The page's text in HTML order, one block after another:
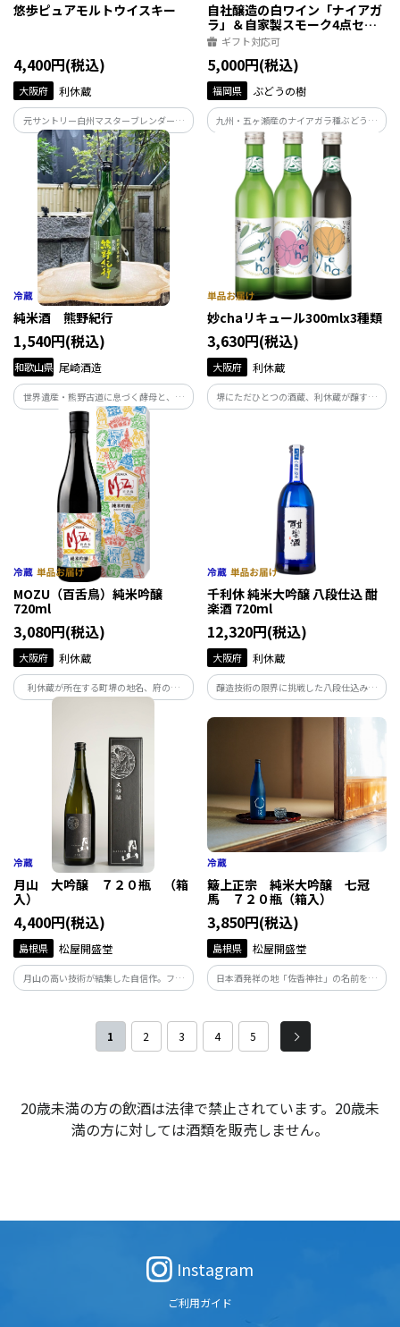
悠歩ピュアモルトウイスキー
4,400円(税込)
大阪府 利休蔵
元サントリー白州マスターブレンダー冨
岡伸一氏が完全監修！OSAKAウイスキー
のスタンダードモデル
自社醸造の白ワイン「ナイアガ
ラ」＆自家製スモーク4点セッ
ト ギフト対応可
5,000円(税込)
福岡県 ぶどうの樹
九州・五ヶ瀬産のナイアガラ種ぶどうを
100％使用したぶどうの樹オリジナル
の“オール九州産”白ワイン。IFFAドイツ
食肉加工コンテスト金賞受賞の自家製ス
モークとのペアリングもお楽しみ頂ける
嬉しいセット。
純米酒 熊野紀行
1,540円(税込)
和歌山県 尾崎酒造
世界遺産・熊野古道に息づく酵母と、熊
野川の清らかな水。 熊野を、そのまま持
ち帰る酒「熊野紀行」。
妙chaリキュール300mlx3種類
3,630円(税込)
大阪府 利休蔵
堺にただひとつの酒蔵、利休蔵が醸す日
本酒『千利休』と、堺が生んだ茶聖・千
あうべくしてめぐりあい、そしてうまれ
た新感覚のオリジナルリキュールセット
です。
MOZU（百舌鳥）純米吟醸
720ml
3,080円(税込)
大阪府 利休蔵
利休蔵が所在する町堺の地名、府の鳥
【百舌鳥】から名付けた清酒MOZU。
香りが特徴。 化粧箱にもこだわり日本
酒の歴史、作り方を日本語、英語で解
説。
千利休 純米大吟醸 八段仕込 酣
楽酒 720ml
12,320円(税込)
大阪府 利休蔵
醸造技術の限界に挑戦した八段仕込みの
純米大吟醸！濃厚甘口、ふくよかな旨み
と上品な甘み。後口はさっと消えてまさ
月山 大吟醸 ７２０瓶 （箱
入）
4,400円(税込)
島根県 松屋開盛堂
月山の高い技術が結集した自信作。フル
ーティーな吟醸香と柔らかい味わいで食
簸上正宗 純米大吟醸 七冠
馬 ７２０瓶（箱入）
3,850円(税込)
島根県 松屋開盛堂
日本酒発祥の地「佐香神社」の名前を冠
する島根県独自の酒米「佐香錦」で仕込
香りと、ほのかに甘くドライなあと味。
1 2 3 4 5
20歳未満の方の飲酒は法律で禁止されています。20歳未
満の方に対しては酒類を販売しません。
Instagram
ご利用ガイド